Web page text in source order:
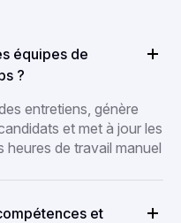
équipes de
?
entretiens, génère
et met à jour les
heures de travail manuel
et